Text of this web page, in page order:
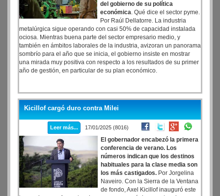
del gobierno de su política
económica. Qué dice el sector pyme.
Por Raúl Dellatorre. La industria
metalúrgica sigue operando con casi 50% de capacidad instalada
ociosa. Mientras buena parte del sector empresario medio, y
también en ámbitos laborales de la industria, avizoran un panorama
sombrío para el año que se inicia, el gobierno insiste en mostrar
una mirada muy positiva con respecto a los resultados de su primer
año de gestión, en particular de su plan económico.
Kicillof cargó duro contra Milei
Leer más... 17/01/2025 (8016)
El gobernador encabezó la primera
conferencia de verano. Los
números indican que los destinos
habituales para la clase media son
los más castigados. Por Jorgelina
Naveiro. Con la Sierra de la Ventana
de fondo, Axel Kicillof inauguró este